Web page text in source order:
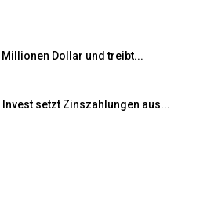
Dollar und treibt...
Invest setzt Zinszahlungen aus...